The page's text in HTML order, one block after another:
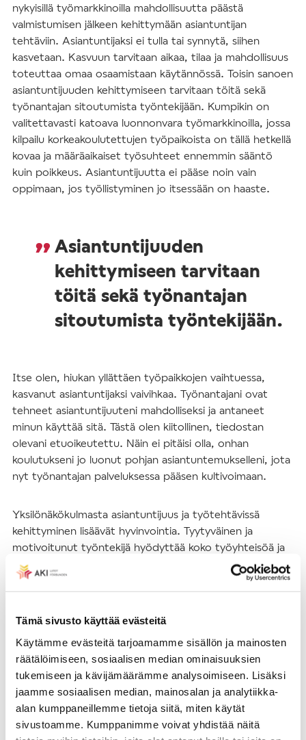
Tämä sivusto käyttää evästeitä
Käytämme evästeitä tarjoamamme sisällön ja mainosten
räätälöimiseen, sosiaalisen median ominaisuuksien
tukemiseen ja kävijämäärämme analysoimiseen. Lisäksi
jaamme sosiaalisen median, mainosalan ja analytiikka-
alan kumppaneillemme tietoja siitä, miten käytät
sivustoamme. Kumppanimme voivat yhdistää näitä
nykyisillä työmarkkinoilla mahdollisuutta päästä
valmistumisen jälkeen kehittymään asiantuntijan
tehtäviin. Asiantuntijaksi ei tulla tai synnytä, siihen
kasvetaan. Kasvuun tarvitaan aikaa, tilaa ja mahdollisuus
toteuttaa omaa osaamistaan käytännössä. Toisin sanoen
asiantuntijuuden kehittymiseen tarvitaan töitä sekä
työnantajan sitoutumista työntekijään. Kumpikin on
valitettavasti katoava luonnonvara työmarkkinoilla, jossa
kilpailu korkeakoulutettujen työpaikoista on tällä hetkellä
kovaa ja määräaikaiset työsuhteet ennemmin sääntö
kuin poikkeus. Asiantuntijuutta ei pääse noin vain
oppimaan, jos työllistyminen jo itsessään on haaste.
Asiantuntijuuden
kehittymiseen tarvitaan
töitä sekä työnantajan
sitoutumista työntekijään.
Itse olen, hiukan yllättäen työpaikkojen vaihtuessa,
kasvanut asiantuntijaksi vaivihkaa. Työnantajani ovat
tehneet asiantuntijuuteni mahdolliseksi ja antaneet
minun käyttää sitä. Tästä olen kiitollinen, tiedostan
olevani etuoikeutettu. Näin ei pitäisi olla, onhan
koulutukseni jo luonut pohjan asiantuntemukselleni, jota
nyt työnantajan palveluksessa pääsen kultivoimaan.
Yksilönäkökulmasta asiantuntijuus ja työtehtävissä
kehittyminen lisäävät hyvinvointia. Tyytyväinen ja
motivoitunut työntekijä hyödyttää koko työyhteisöä ja
sitä kautta koko yhteiskuntaa. Mikäli asiantuntijatyön
tekemiseen ja asiantuntijaroolissa kasvamiseen ei ole
mahdollisuutta, tuhlataan arvokkaita resursseja.
mahdollisuus, jolloin koulutuksemme palvelisi meitä
yksilöinä ja laajemmin yhteiskuntaa. Tätä aihetta
Teologiliitto pitää esillä yhdessä Akavan kanssa, jotta
korkeakoulutuksen arvo työmarkkinoilla ymmärretään ja
opintoihin käytetyille verorahoille saadaan vastinetta niin
yhteiskunnan kuin yksilön hyödyksi. Ei ole kenenkään